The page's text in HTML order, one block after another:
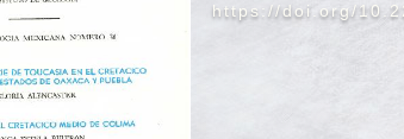
https://doi.org/